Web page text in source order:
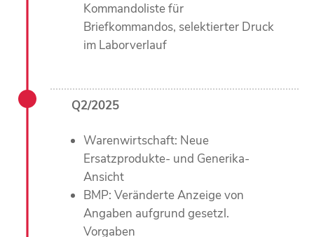
Kommandoliste für
Briefkommandos, selektierter Druck
im Laborverlauf
Q2/2025
Warenwirtschaft: Neue
Ersatzprodukte- und Generika-
Ansicht
BMP: Veränderte Anzeige von
Angaben aufgrund gesetzl.
Vorgaben